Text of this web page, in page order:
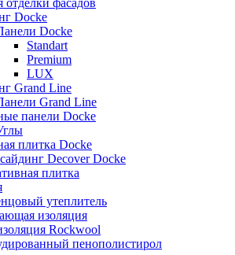
фасадов
Docke
Docke
Standart
Premium
LUX
Grand Line
Grand Line
панели Docke
плитка Docke
Decover Docke
плитка
утеплитель
изоляция
Rockwool
пенополистирол